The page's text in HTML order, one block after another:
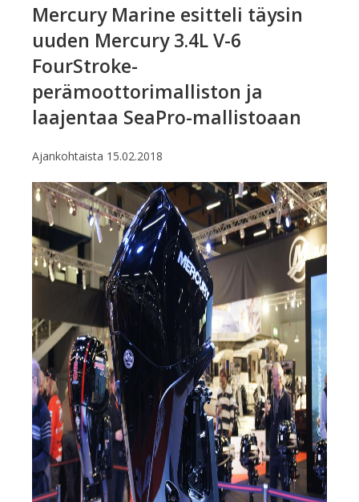
Mercury Marine esitteli täysin
uuden Mercury 3.4L V-6
FourStroke-
perämoottorimalliston ja
laajentaa SeaPro-mallistoaan
Ajankohtaista 15.02.2018